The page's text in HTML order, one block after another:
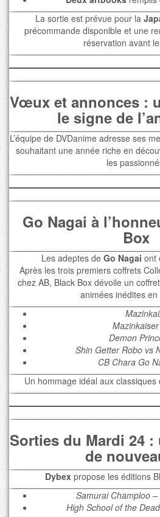
La sortie est prévue pour la
précommande disponible et une
réservation avant
Vœux et annonces :
le signe de
L’équipe de DVDanime adresse ses
souhaitant une année riche en
les
Go Nagai à
Box
Les adeptes de Go Nagai ont
Après les trois premiers coffrets
chez AB, Black Box dévoile un
animées inédites
Demon
Shin Getter Robo vs
CB Chara Go
Un hommage idéal aux
Sorties du Mardi 24
de
Dybexpropose les éditions
Samurai Champloo
High School of the